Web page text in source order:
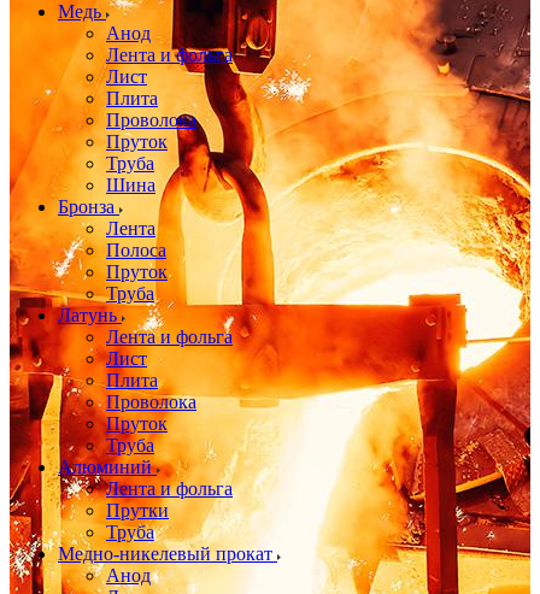
Медь
Анод
Лента и фольга
Лист
Плита
Проволока
Пруток
Труба
Шина
Бронза
Лента
Полоса
Пруток
Труба
Латунь
Лента и фольга
Лист
Плита
Проволока
Пруток
Труба
Алюминий
Лента и фольга
Прутки
Труба
Медно-никелевый прокат
Анод